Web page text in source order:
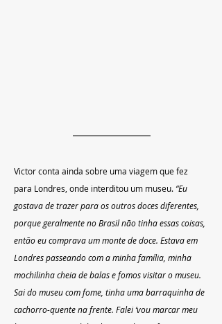
Victor conta ainda sobre uma viagem que fez
para Londres, onde interditou um museu. “Eu
gostava de trazer para os outros doces diferentes,
porque geralmente no Brasil não tinha essas coisas,
então eu comprava um monte de doce. Estava em
Londres passeando com a minha família, minha
mochilinha cheia de balas e fomos visitar o museu.
Sai do museu com fome, tinha uma barraquinha de
cachorro-quente na frente. Falei ‘vou marcar meu